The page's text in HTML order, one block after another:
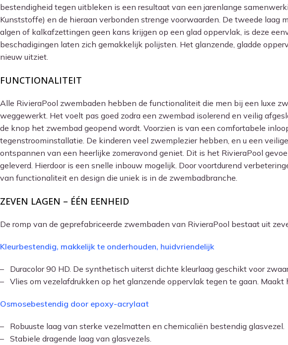
bestendigheid tegen uitbleken is een resultaat van een jarenlange
Kunststoffe) en de hieraan verbonden strenge voorwaarden. De tweede laag
algen of kalkafzettingen geen kans krijgen op een glad oppervlak, is deze
beschadigingen laten zich gemakkelijk polijsten. Het glanzende, gladde
nieuw uitziet.
FUNCTIONALITEIT
Alle RivieraPool zwembaden hebben de functionaliteit die men bij een luxe
weggewerkt. Het voelt pas goed zodra een zwembad isolerend en veilig
de knop het zwembad geopend wordt. Voorzien is van een comfortabele
tegenstroominstallatie. De kinderen veel zwemplezier hebben, en u een
ontspannen van een heerlijke zomeravond geniet. Dit is het RivieraPool
geleverd. Hierdoor is een snelle inbouw mogelijk. Door voortdurend
van functionaliteit en design die uniek is in de zwembadbranche.
ZEVEN LAGEN – ÉÉN EENHEID
De romp van de geprefabriceerde zwembaden van RivieraPool bestaat uit
Kleurbestendig, makkelijk te onderhouden, huidvriendelijk
– Duracolor 90 HD. De synthetisch uiterst dichte kleurlaag geschikt voor
– Vlies om vezelafdrukken op het glanzende oppervlak tegen te gaan. Maakt
Osmosebestendig door epoxy-acrylaat
– Robuuste laag van sterke vezelmatten en chemicaliën bestendig glasvezel.
– Stabiele dragende laag van glasvezels.